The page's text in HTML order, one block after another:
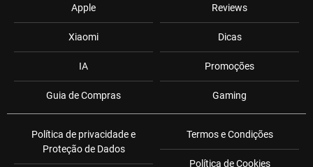
Apple
Xiaomi
IA
Guia de Compras
Reviews
Dicas
Promoções
Gaming
Política de privacidade e
Proteção de Dados
Termos e Condições
Política de Cookies